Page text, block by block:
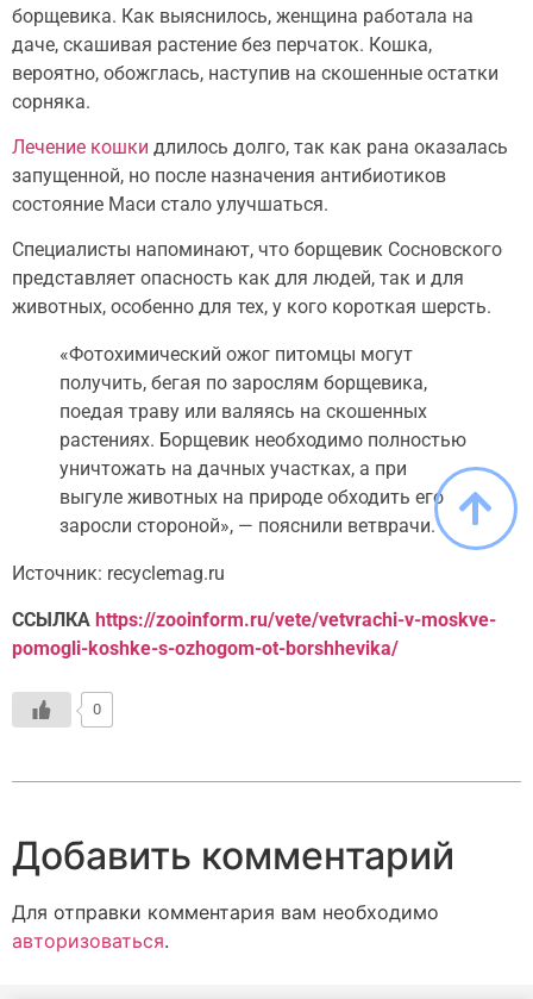
борщевика. Как выяснилось, женщина работала на
даче, скашивая растение без перчаток. Кошка,
вероятно, обожглась, наступив на скошенные остатки
сорняка.
Лечение кошки длилось долго, так как рана оказалась
запущенной, но после назначения антибиотиков
состояние Маси стало улучшаться.
Специалисты напоминают, что борщевик Сосновского
представляет опасность как для людей, так и для
животных, особенно для тех, у кого короткая шерсть.
«Фотохимический ожог питомцы могут
получить, бегая по зарослям борщевика,
поедая траву или валяясь на скошенных
растениях. Борщевик необходимо полностью
уничтожать на дачных участках, а при
выгуле животных на природе обходить его
заросли стороной», — пояснили ветврачи.
Источник: recyclemag.ru
ССЫЛКА https://zooinform.ru/vete/vetvrachi-v-moskve-
pomogli-koshke-s-ozhogom-ot-borshhevika/
0
Добавить комментарий
Для отправки комментария вам необходимо
авторизоваться.